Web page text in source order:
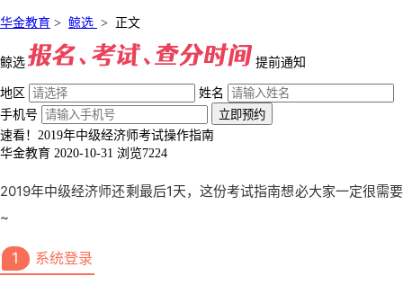
华金教育 > 鲸选 > 正文
鲸选 提前通知
地区
姓名
手机号
立即预约
速看！2019年中级经济师考试操作指南
华金教育 2020-10-31 浏览7224
2019年中级经济师还剩最后1天，这份考试指南想必大家一定很需要
~
1 系统登录